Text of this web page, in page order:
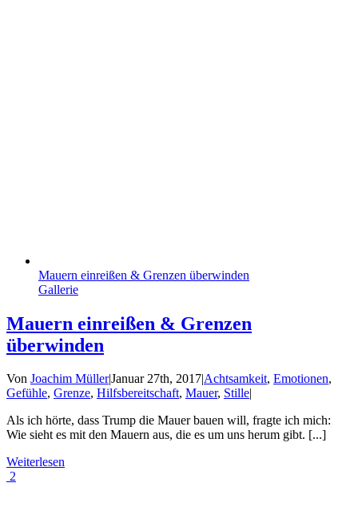
Mauern einreißen & Grenzen überwinden
Gallerie
Mauern einreißen & Grenzen
überwinden
Von Joachim Müller|Januar 27th, 2017|Achtsamkeit, Emotionen,
Gefühle, Grenze, Hilfsbereitschaft, Mauer, Stille|
Als ich hörte, dass Trump die Mauer bauen will, fragte ich mich:
Wie sieht es mit den Mauern aus, die es um uns herum gibt. [...]
Weiterlesen
2